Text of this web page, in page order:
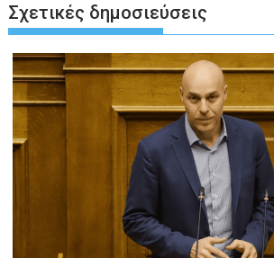
Σχετικές δημοσιεύσεις